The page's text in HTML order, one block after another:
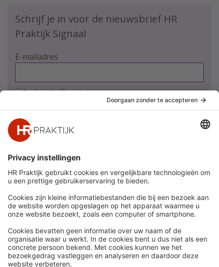
Schrijf je in voor de nieuwsbrief HR
Praktijk Signaal
E-mailadres
Ja, ik schrijf me in
Snel naar
Nieuws
Whitepapers
Webinars
Word lid
Contact
Meer
HR Academy
HR Podcast
CHRO
HR Day